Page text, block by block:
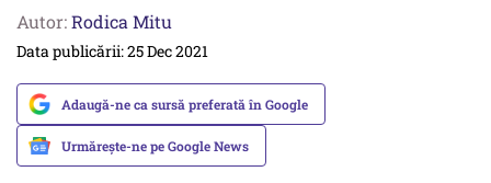
Autor:Rodica Mitu
Data publicării: 25 Dec 2021
Adaugă-ne ca sursă preferată în Google
Urmărește-ne pe Google News